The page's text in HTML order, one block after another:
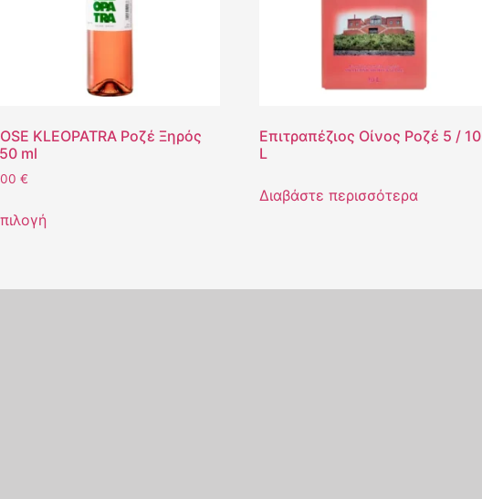
KLEOPATRA Ροζέ Ξηρός
ml
€
Επιτραπέζιος Οίνος Ροζέ 5 / 10
L
Διαβάστε περισσότερα